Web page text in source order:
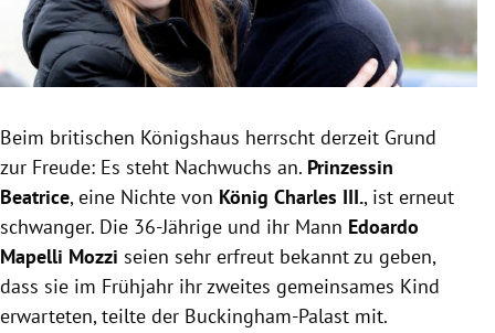
Untermenü
Untermenü
Untermenü
Beim britischen Königshaus herrscht derzeit Grund
zur Freude: Es steht Nachwuchs an. Prinzessin
Beatrice, eine Nichte von König Charles III., ist erneut
schwanger. Die 36-Jährige und ihr Mann Edoardo
Mapelli Mozzi seien sehr erfreut bekannt zu geben,
dass sie im Frühjahr ihr zweites gemeinsames Kind
erwarteten, teilte der Buckingham-Palast mit.